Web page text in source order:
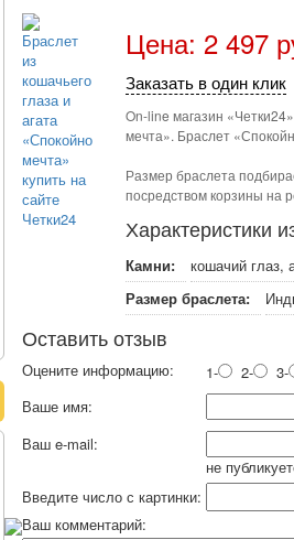
Цена: 2 497
Заказать в один клик
On-line магазин
мечта». Браслет
Размер браслета
посредством корзины на
Характеристики
Камни:
кошачий глаз,
Размер браслета:
Оставить отзыв
Оцените информацию: 1- 2-
3-
Ваше имя:
Ваш e-mail:
не
Введите число с картинки:
Ваш комментарий: